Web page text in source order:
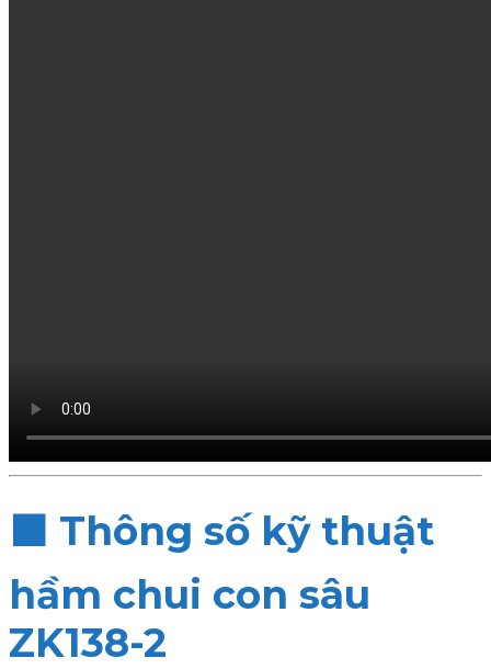
🟧 Thông số kỹ thuật
hầm chui con sâu
ZK138-2